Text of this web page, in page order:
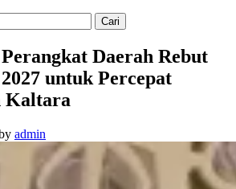
Daerah Rebut
untuk Percepat
Kaltara
admin